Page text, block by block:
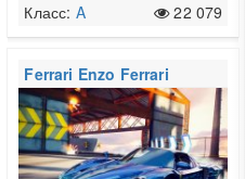
Класс: A 22 079
Ferrari Enzo Ferrari